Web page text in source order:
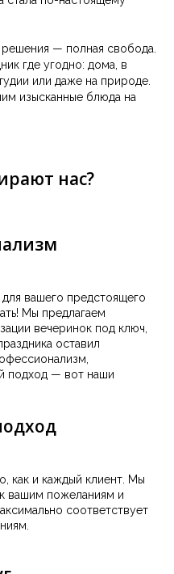
— полная свобода.
где угодно: дома, в
или даже на природе.
изысканные блюда на
нас?
вашего предстоящего
Мы предлагаем
вечеринок под ключ,
оставил
подход — вот наши
как и каждый клиент. Мы
вашим пожеланиям и
соответствует